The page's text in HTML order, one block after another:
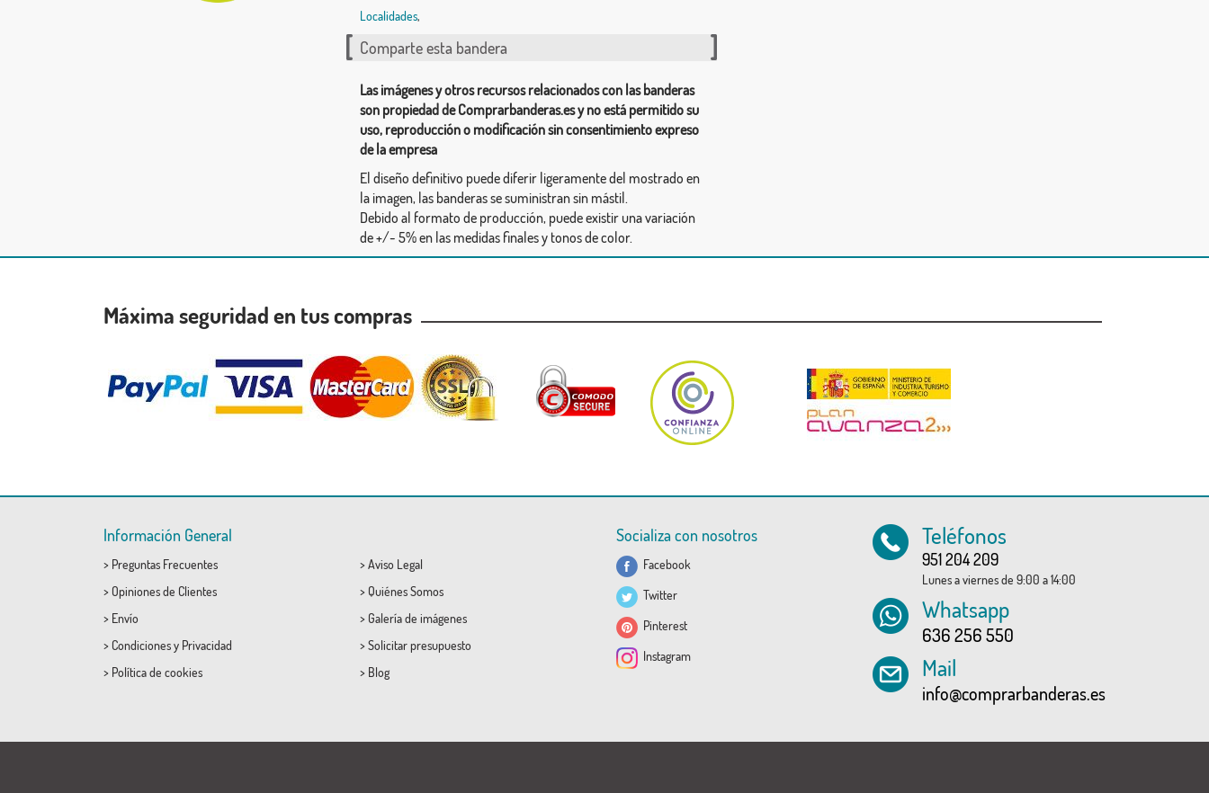
Localidades,
Comparte esta bandera
Las imágenes y otros recursos relacionados con las banderas
son propiedad de Comprarbanderas.es y no está permitido su
uso, reproducción o modificación sin consentimiento expreso
de la empresa
El diseño definitivo puede diferir ligeramente del mostrado en
la imagen, las banderas se suministran sin mástil.
Debido al formato de producción, puede existir una variación
de +/- 5% en las medidas finales y tonos de color.
Máxima seguridad en tus compras
Información General
> Preguntas Frecuentes
> Opiniones de Clientes
> Envío
> Condicionesy Privacidad
> Política de cookies
> Aviso Legal
> Quiénes Somos
> Galería de imágenes
> Solicitar presupuesto
> Blog
Socializa con nosotros
Facebook
Twitter
Pinterest
Instagram
Teléfonos
951 204 209
Lunes a viernes de 9:00 a 14:00
Whatsapp
636 256 550
Mail
info@comprarbanderas.es